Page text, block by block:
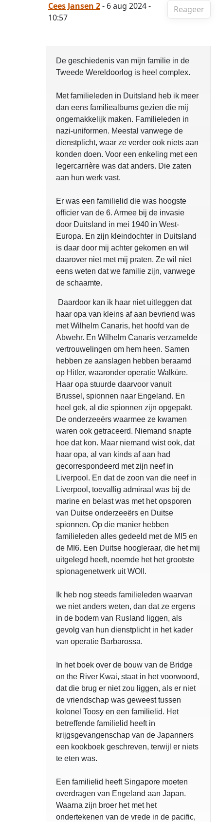
Reageer
Cees Jansen 2- 6 aug 2024 -
10:57
De geschiedenis van mijn familie in de
Tweede Wereldoorlog is heel complex.
Met familieleden in Duitsland heb ik meer
dan eens familiealbums gezien die mij
ongemakkelijk maken. Familieleden in
nazi-uniformen. Meestal vanwege de
dienstplicht, waar ze verder ook niets aan
konden doen. Voor een enkeling met een
legercarrière was dat anders. Die zaten
aan hun werk vast.
Er was een familielid die was hoogste
officier van de 6. Armee bij de invasie
door Duitsland in mei 1940 in West-
Europa. En zijn kleindochter in Duitsland
is daar door mij achter gekomen en wil
daarover niet met mij praten. Ze wil niet
eens weten dat we familie zijn, vanwege
de schaamte.
Daardoor kan ik haar niet uitleggen dat
haar opa van kleins af aan bevriend was
met Wilhelm Canaris, het hoofd van de
Abwehr. En Wilhelm Canaris verzamelde
vertrouwelingen om hem heen. Samen
hebben ze aanslagen hebben beraamd
op Hitler, waaronder operatie Walküre.
Haar opa stuurde daarvoor vanuit
Brussel, spionnen naar Engeland. En
heel gek, al die spionnen zijn opgepakt.
De onderzeeërs waarmee ze kwamen
waren ook getraceerd. Niemand snapte
hoe dat kon. Maar niemand wist ook, dat
haar opa, al van kinds af aan had
gecorrespondeerd met zijn neef in
Liverpool. En dat de zoon van die neef in
Liverpool, toevallig admiraal was bij de
marine en belast was met het opsporen
van Duitse onderzeeërs en Duitse
spionnen. Op die manier hebben
familieleden alles gedeeld met de MI5 en
de MI6. Een Duitse hoogleraar, die het mij
uitgelegd heeft, noemde het het grootste
spionagenetwerk uit WOII.
Ik heb nog steeds familieleden waarvan
we niet anders weten, dan dat ze ergens
in de bodem van Rusland liggen, als
gevolg van hun dienstplicht in het kader
van operatie Barbarossa.
In het boek over de bouw van de Bridge
on the River Kwai, staat in het voorwoord,
dat die brug er niet zou liggen, als er niet
de vriendschap was geweest tussen
kolonel Toosy en een familielid. Het
betreffende familielid heeft in
krijgsgevangenschap van de Japanners
een kookboek geschreven, terwijl er niets
te eten was.
Een familielid heeft Singapore moeten
overdragen van Engeland aan Japan.
Waarna zijn broer het met het
ondertekenen van de vrede in de pacific,